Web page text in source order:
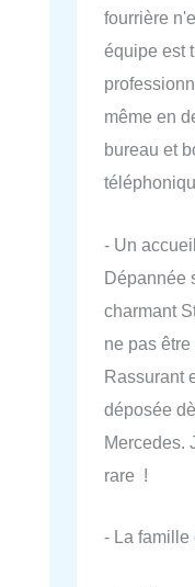
fourrière
équipe est
même en
bureau et
- Un
Dépannée
charmant
ne pas
Rassurant
déposée
Mercedes.
rare !
- La famille